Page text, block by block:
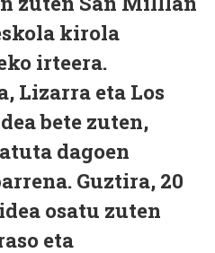
kirola
irteera.
Lizarra eta Los
bete zuten,
dagoen
Guztira, 20
osatu zuten
eta